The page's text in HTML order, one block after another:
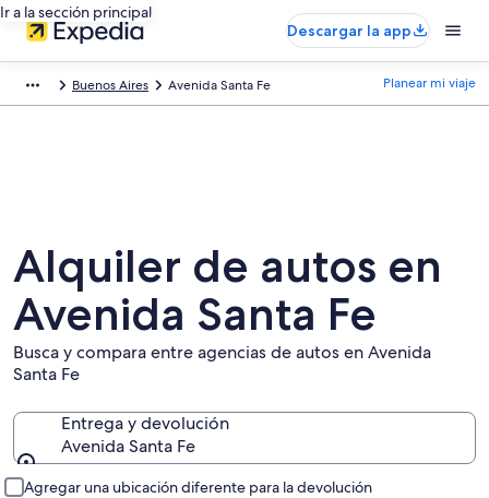
Ir a la sección principal
Descargar la app
Buenos Aires Avenida Santa Fe Planear mi viaje
Alquiler de autos en
Avenida Santa Fe
Busca y compara entre agencias de autos en Avenida
Santa Fe
Entrega y devolución
Avenida Santa Fe
Agregar una ubicación diferente para la devolución